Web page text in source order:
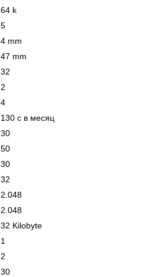
64 k
5
4 mm
47 mm
32
2
4
130 с в месяц
30
50
30
32
2.048
2.048
32 Kilobyte
1
2
30